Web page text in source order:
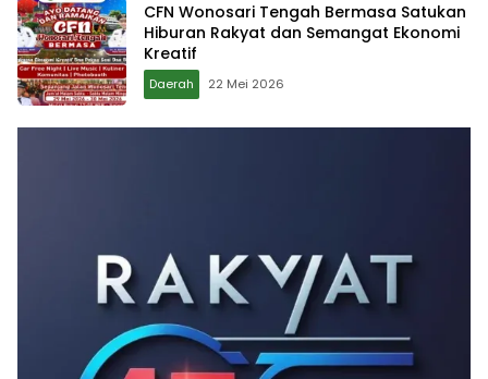
CFN Wonosari Tengah Bermasa Satukan
Hiburan Rakyat dan Semangat Ekonomi
Kreatif
Daerah 22 Mei 2026